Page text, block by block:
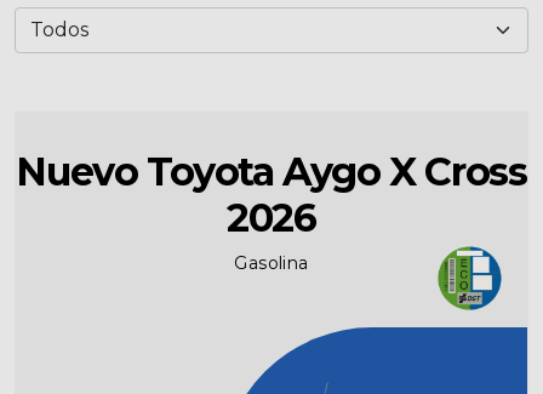
Nuevo Toyota Aygo X Cross
2026
Gasolina